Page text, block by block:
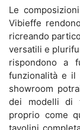
Le
Vibieffe
ricreando
versatili e
rispondono a
funzionalità e il
showroom
dei modelli di
proprio come